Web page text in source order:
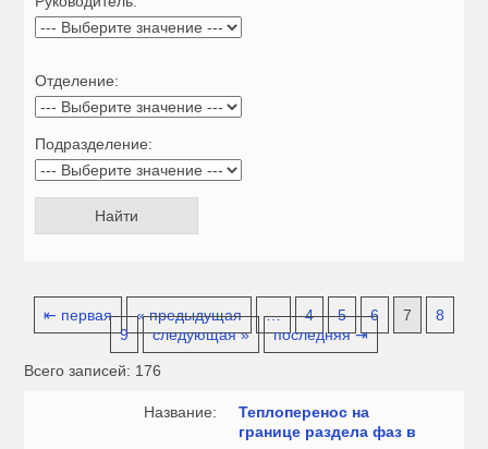
Отделение:
Подразделение:
⇤ первая « предыдущая … 4 5 6 7
8
9
следующая » последняя ⇥
Всего записей: 176
Название:
Теплоперенос на
границе раздела фаз в